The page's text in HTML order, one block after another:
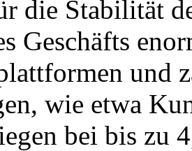
die Stabilität
Geschäfts
und
wie etwa
bei bis zu